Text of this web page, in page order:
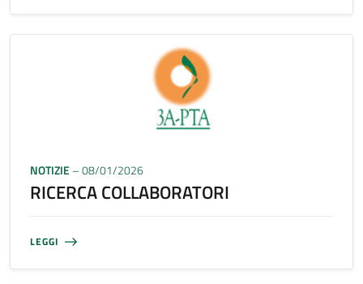
NOTIZIE– 08/01/2026
RICERCA COLLABORATORI
LEGGI